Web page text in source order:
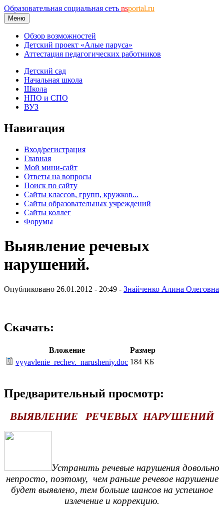
Образовательная социальная сеть nsportal.ru
Меню
Обзор возможностей
Детский проект «Алые паруса»
Аттестация педагогических работников
Детский сад
Начальная школа
Школа
НПО и СПО
ВУЗ
Навигация
Вход/регистрация
Главная
Мой мини-сайт
Ответы на вопросы
Поиск по сайту
Сайты классов, групп, кружков...
Сайты образовательных учреждений
Сайты коллег
Форумы
Выявление речевых
нарушений.
Опубликовано 26.01.2012 - 20:49 - Знайченко Алина Олеговна
Скачать:
Вложение
Размер
vyyavlenie_rechev._narusheniy.doc 184 КБ
Предварительный просмотр:
ВЫЯВЛЕНИЕ РЕЧЕВЫХ НАРУШЕНИЙ
Устранить речевые нарушения довольно
непросто, поэтому, чем раньше речевое нарушение
будет выявлено, тем больше шансов на успешное
излечение и коррекцию.